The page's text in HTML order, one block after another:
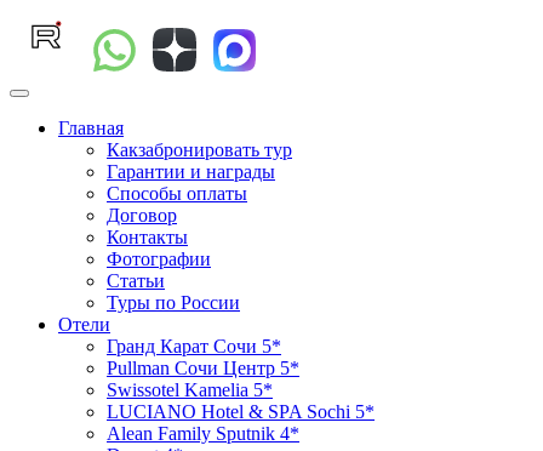
Главная
Какзабронировать тур
Гарантии и награды
Способы оплаты
Договор
Контакты
Фотографии
Статьи
Туры по России
Отели
Гранд Карат Сочи 5*
Pullman Сочи Центр 5*
Swissotel Kamelia 5*
LUCIANO Hotel & SPA Sochi 5*
Alean Family Sputnik 4*